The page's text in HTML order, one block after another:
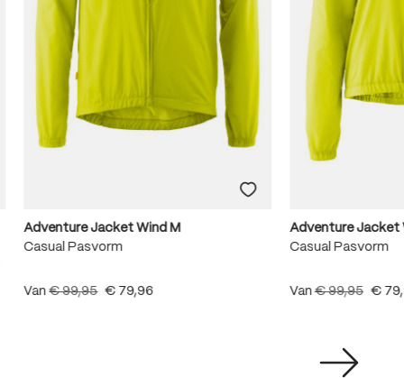
Adventure Jacket Wind M
Casual Pasvorm
Van€ 99,95 € 79,96
Adventure Jacket
Casual Pasvorm
Van€ 99,95 €